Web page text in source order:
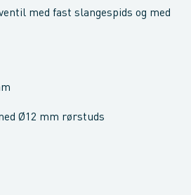
med fast slangespids og med
Ø12 mm rørstuds